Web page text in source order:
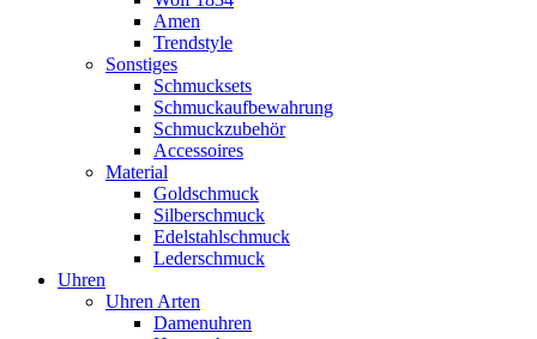
Amen
Trendstyle
Sonstiges
Schmucksets
Schmuckaufbewahrung
Schmuckzubehör
Accessoires
Material
Goldschmuck
Silberschmuck
Edelstahlschmuck
Lederschmuck
Uhren
Uhren Arten
Damenuhren